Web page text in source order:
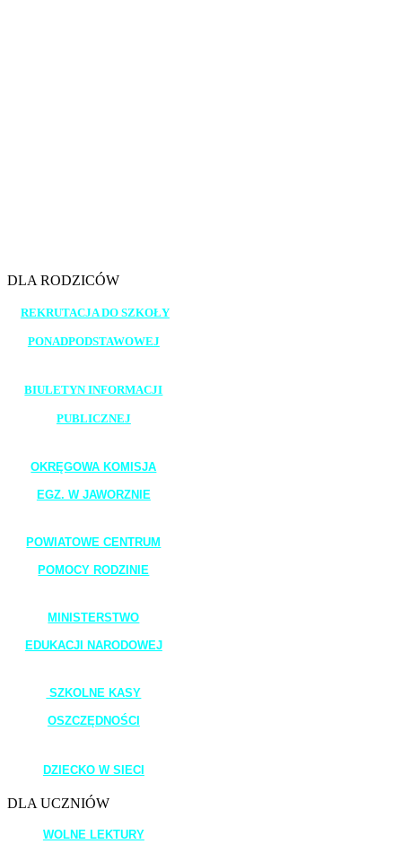
DLA RODZICÓW
REKRUTACJA DO SZKOŁY
PONADPODSTAWOWEJ
BIULETYN INFORMACJI
PUBLICZNEJ
OKRĘGOWA KOMISJA
EGZ. W JAWORZNIE
POWIATOWE CENTRUM
POMOCY RODZINIE
MINISTERSTWO
EDUKACJI NARODOWEJ
SZKOLNE KASY
OSZCZĘDNOŚCI
DZIECKO W SIECI
DLA UCZNIÓW
WOLNE LEKTURY